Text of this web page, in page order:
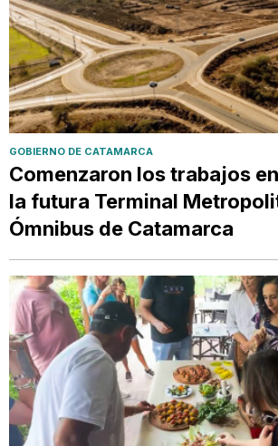
GOBIERNO DE CATAMARCA
Comenzaron los trabajos
la futura Terminal
Ómnibus de Catamarca